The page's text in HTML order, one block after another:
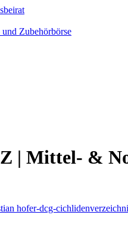
Zubehörbörse
| Mittel- &